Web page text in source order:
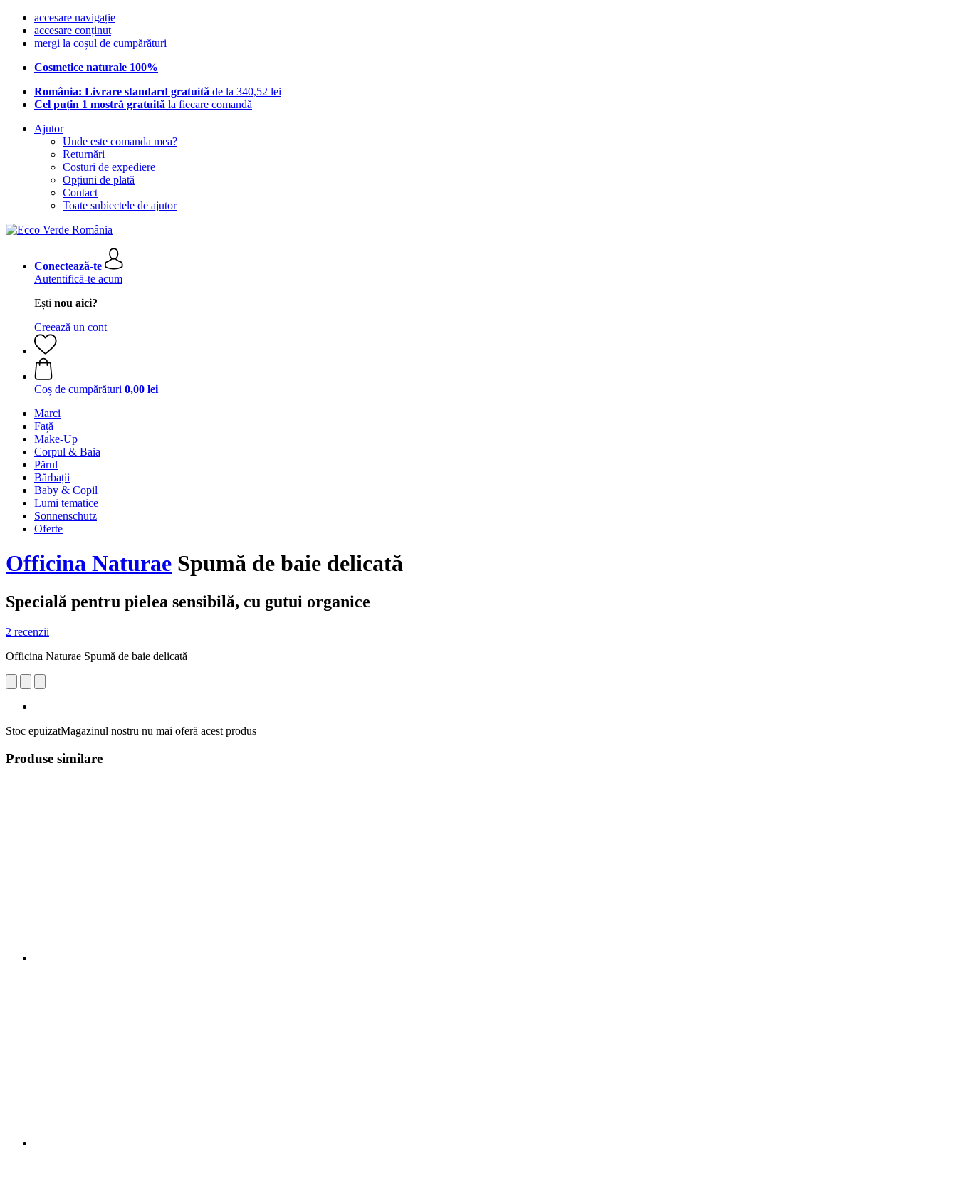
accesare navigație
accesare conținut
mergi la coșul de cumpărături
Cosmetice naturale 100%
România: Livrare standard gratuită de la 340,52 lei
Cel puțin 1 mostră gratuită la fiecare comandă
Ajutor
Unde este comanda mea?
Returnări
Costuri de expediere
Opțiuni de plată
Contact
Toate subiectele de ajutor
Conectează-te
Autentifică-te acum
Ești nou aici?
Creează un cont
Coș de cumpărături 0,00 lei
Marci
Față
Make-Up
Corpul & Baia
Părul
Bărbații
Baby & Copil
Lumi tematice
Sonnenschutz
Oferte
Officina Naturae Spumă de baie delicată
Specială pentru pielea sensibilă, cu gutui organice
2 recenzii
Officina Naturae Spumă de baie delicată
Stoc epuizatMagazinul nostru nu mai oferă acest produs
Produse similare